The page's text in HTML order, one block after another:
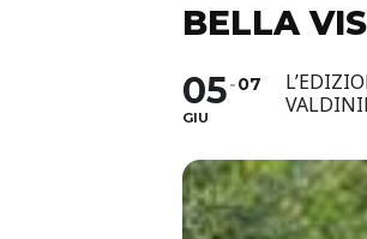
BELLA
05
GIU
07